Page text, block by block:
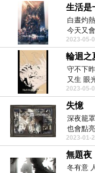
生活是
白晝灼
今天又
2023-05-
輪迴之
守不下
又生 眼
2023-05-
失憶
深夜籠
也會點
2023-01-
無題夜
冬有意